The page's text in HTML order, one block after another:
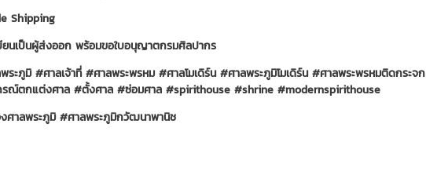
Shipping
นเป็นผู้ส่งออก พร้อมขอใบอนุญาตกรมศิลปากร
ระภูมิ #ศาลเจ้าที่ #ศาลพระพรหม #ศาลโมเดิร์น #ศาลพระภูมิโมเดิร์น #ศาลพระพรหมติดกระจก
ณ์ตกแต่งศาล #ตั้งศาล #ซ่อมศาล #spirithouse #shrine #modernspirithouse
ศาลพระภูมิ #ศาลพระภูมิกวัฒนาพานิช